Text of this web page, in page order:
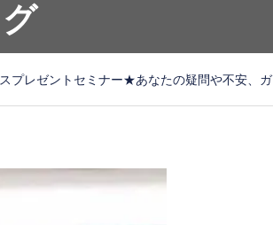
プレゼントセミナー★あなたの疑問や不安、ガ